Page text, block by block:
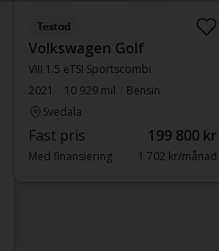
Testad
Volkswagen Golf
VIII 1.5 eTSI Sportscombi
2021
10 929 mil
Bensin
Svedala
Fast pris 199 800 kr
Med finansiering 1 702 kr/månad